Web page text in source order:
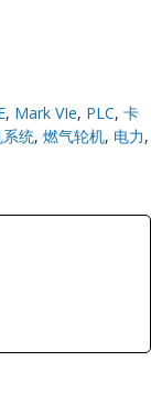
, Mark VIe, PLC, 卡
统, 燃气轮机, 电力,